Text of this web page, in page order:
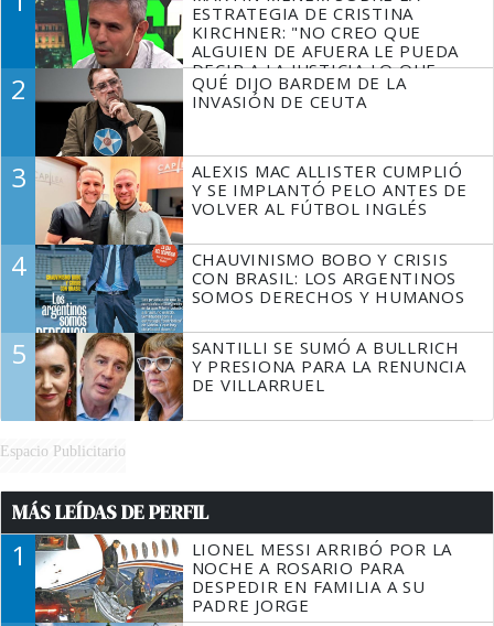
ESTRATEGIA DE CRISTINA
KIRCHNER: "NO CREO QUE
ALGUIEN DE AFUERA LE PUEDA
DECIR A LA JUSTICIA LO QUE
TIENE QUE HACER"
2
QUÉ DIJO BARDEM DE LA
INVASIÓN DE CEUTA
3
ALEXIS MAC ALLISTER CUMPLIÓ
Y SE IMPLANTÓ PELO ANTES DE
VOLVER AL FÚTBOL INGLÉS
4
CHAUVINISMO BOBO Y CRISIS
CON BRASIL: LOS ARGENTINOS
SOMOS DERECHOS Y HUMANOS
5
SANTILLI SE SUMÓ A BULLRICH
Y PRESIONA PARA LA RENUNCIA
DE VILLARRUEL
Espacio Publicitario
MÁS LEÍDAS DE PERFIL
1
LIONEL MESSI ARRIBÓ POR LA
NOCHE A ROSARIO PARA
DESPEDIR EN FAMILIA A SU
PADRE JORGE